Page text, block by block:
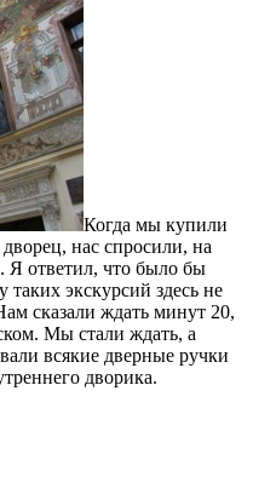
Когда мы купили
нас спросили, на
Я ответил, что было бы
таких экскурсий здесь не
сказали ждать минут 20,
Мы стали ждать, а
всякие дверные ручки
дворика.